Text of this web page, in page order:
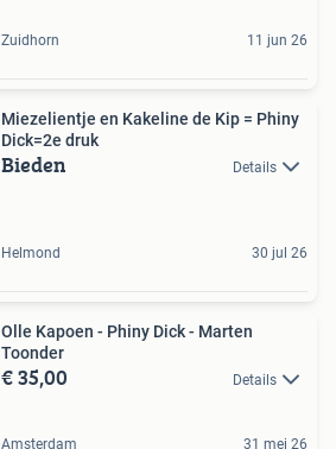
Zuidhorn 11 jun 26
Miezelientje en Kakeline de Kip = Phiny
Dick=2e druk
Bieden Details
Helmond 30 jul 26
Olle Kapoen - Phiny Dick - Marten
Toonder
€ 35,00 Details
Amsterdam 31 mei 26